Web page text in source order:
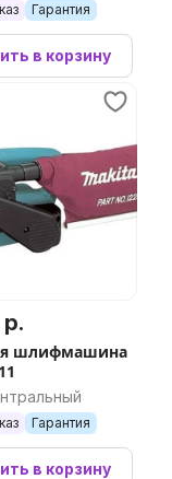
Гарантия
в корзину
шлифмашина
Гарантия
в корзину